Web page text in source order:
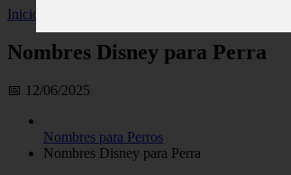
Inicio
Nombres Disney para Perra
📅 12/06/2025
Nombres para Perros
Nombres Disney para Perra